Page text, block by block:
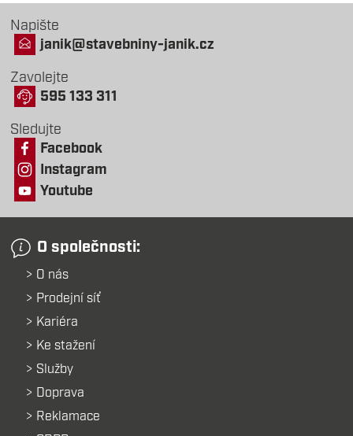
Napište
janik@stavebniny-janik.cz
Zavolejte
595 133 311
Sledujte
Facebook
Instagram
Youtube
O společnosti:
O nás
Prodejní síť
Kariéra
Ke stažení
Služby
Doprava
Reklamace